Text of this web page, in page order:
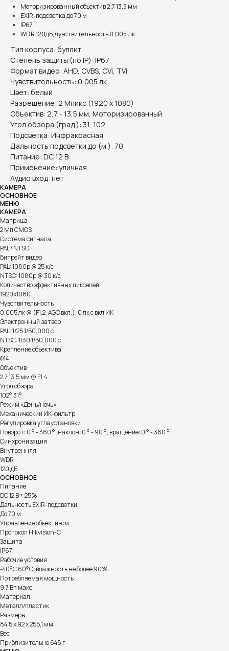
Моторизированный объектив 2,7 13,5 мм
EXIR-подсветка до 70 м
IP67
WDR 120дБ, чувствительность 0,005 лк
Тип корпуса: буллит
Степень защиты (по IP): IP67
Формат видео: AHD, CVBS, CVi, TVi
Чувствительность: 0,005 лк
Цвет: белый
Разрешение: 2 Мпикс (1920 х 1080)
Объектив: 2,7 - 13,5 мм, Моторизированный
Угол обзора (град.): 31, 102
Подсветка: Инфракрасная
Дальность подсветки до (м.): 70
Питание: DC 12 В
Применение: уличная
Аудио вход: нет
КАМЕРА
ОСНОВНОЕ
МЕНЮ
КАМЕРА
Матрица
2 Мп CMOS
Система сигнала
PAL / NTSC
Битрейт видео
PAL: 1080p @ 25 к/с
NTSC: 1080p @ 30 к/с
Количество эффективных пикселей
1920х1080
Чувствительность
0,005 лк @ (F1.2, AGC вкл.), 0 лк с вкл ИК
Электронный затвор
PAL: 1/25 1/50,000 с
NTSC: 1/30 1/50,000 с
Крепление объектива
Ф14
Объектив
2,7 13,5 мм @ F1.4
Угол обзора
102° 31°
Режим «День/ночь»
Механический ИК-фильтр
Регулировка углаустановки
Поворот: 0 ° - 360 °; наклон: 0 ° - 90 °; вращение: 0 ° - 360 °
Синхронизация
Внутренняя
WDR
120 дБ
ОСНОВНОЕ
Питание
DC 12 В ± 25%
Дальность EXIR-подсветки
До 70 м
Управление объективом
Протокол Hikvision-C
Защита
IP67
Рабочие условия
-40°С 60°С, влажность не более 90%
Потребляемая мощность
9,7 Вт макс.
Материал
Металл/пластик
Размеры
84,5 х 92 х 255,1 мм
Вес
Приблизительно 648 г